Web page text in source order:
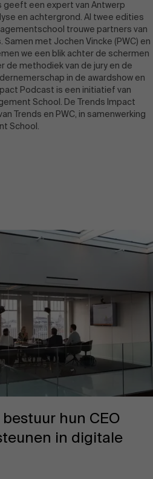
geeft een expert van Antwerp
en achtergrond. Al twee edities
trouwe partners van
Samen met Jochen Vincke (PWC) en
we een blik achter de schermen
de methodiek van de jury en de
in de awardshow en
Podcast is een initiatief van
School. De Trends Impact
Trends en PWC, in samenwerking
School.
hun CEO
in digitale